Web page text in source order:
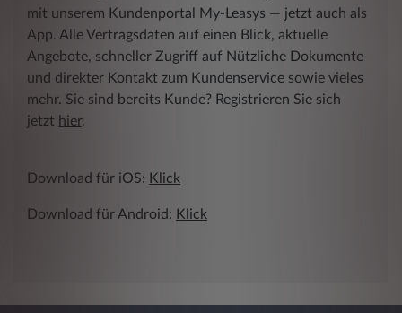
mit unserem Kundenportal My-Leasys ― jetzt auch als
App. Alle Vertragsdaten auf einen Blick, aktuelle
Angebote, schneller Zugriff auf Nützliche Dokumente
und direkter Kontakt zum Kundenservice sowie vieles
mehr. Sie sind bereits Kunde? Registrieren Sie sich
jetzt hier.
Download für iOS: Klick
Download für Android: Klick